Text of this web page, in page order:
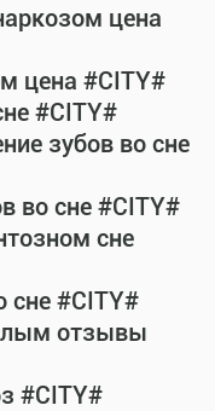
цена
цена #CITY#
#CITY#
зубов во сне
во сне #CITY#
сне
сне #CITY#
отзывы
#CITY#